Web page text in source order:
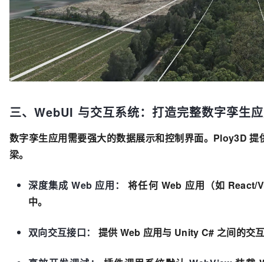
三、WebUI 与交互系统：打造完整数字孪生
数字孪生应用需要强大的数据展示和控制界面。Ploy3D
梁。
深度集成 Web 应用：
将任何 Web 应用（如
中。
双向交互接口： 提供 Web 应用与 Unity C# 之间的交